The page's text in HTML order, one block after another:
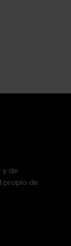
y de
propio de